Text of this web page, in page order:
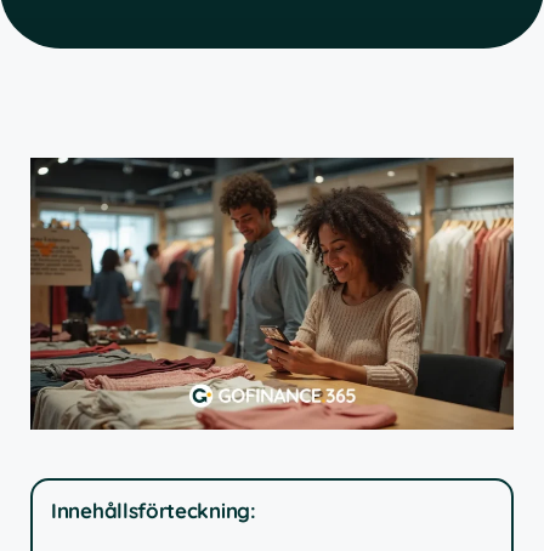
Innehållsförteckning: